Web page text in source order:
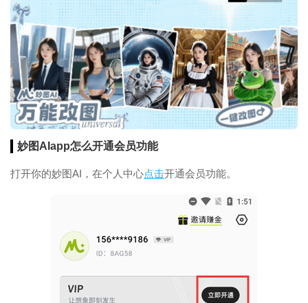
妙图AIapp怎么开通会员功能
打开你的妙图AI，在个人中心点击开通会员功能。